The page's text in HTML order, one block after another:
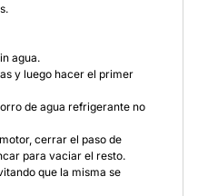
agua.
y luego hacer el primer
de agua refrigerante no
cerrar el paso de
para vaciar el resto.
que la misma se